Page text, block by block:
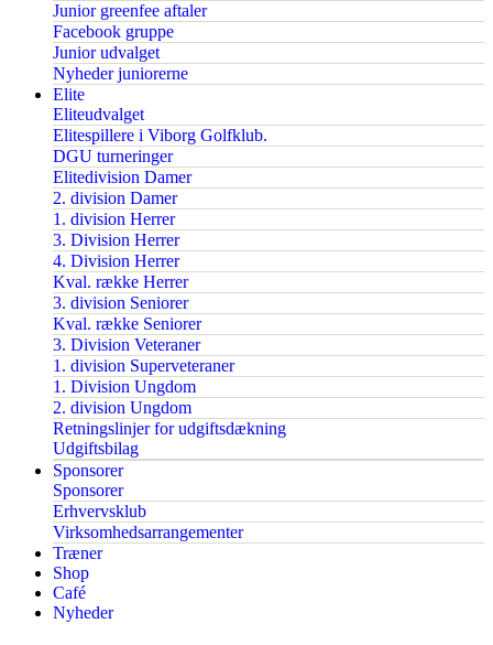
Junior greenfee aftaler
Facebook gruppe
Junior udvalget
Nyheder juniorerne
Elite
Eliteudvalget
Elitespillere i Viborg Golfklub.
DGU turneringer
Elitedivision Damer
2. division Damer
1. division Herrer
3. Division Herrer
4. Division Herrer
Kval. række Herrer
3. division Seniorer
Kval. række Seniorer
3. Division Veteraner
1. division Superveteraner
1. Division Ungdom
2. division Ungdom
Retningslinjer for udgiftsdækning
Udgiftsbilag
Sponsorer
Sponsorer
Erhvervsklub
Virksomhedsarrangementer
Træner
Shop
Café
Nyheder